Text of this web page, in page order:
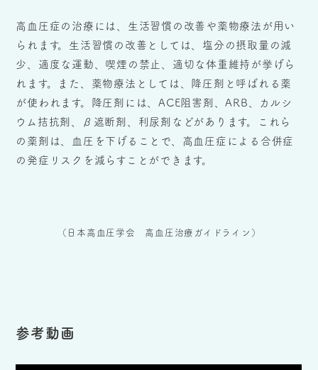
高血圧症の治療には、生活習慣の改善や薬物療法が用い
られます。生活習慣の改善としては、塩分の摂取量の減
少、適度な運動、喫煙の禁止、適切な体重維持が挙げら
れます。また、薬物療法としては、降圧剤と呼ばれる薬
が使われます。降圧剤には、ACE阻害剤、ARB、カルシ
ウム拮抗剤、β遮断剤、利尿剤などがあります。これら
の薬剤は、血圧を下げることで、高血圧症による合併症
の発症リスクを減らすことができます。
（日本高血圧学会 高血圧治療ガイドライン）
参考動画